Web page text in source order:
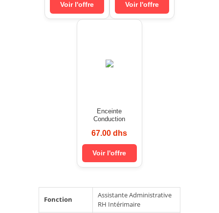
Voir l'offre Voir l'offre
Enceinte
Conduction
67.00 dhs
Voir l'offre
Fonction
Assistante Administrative
RH Intérimaire